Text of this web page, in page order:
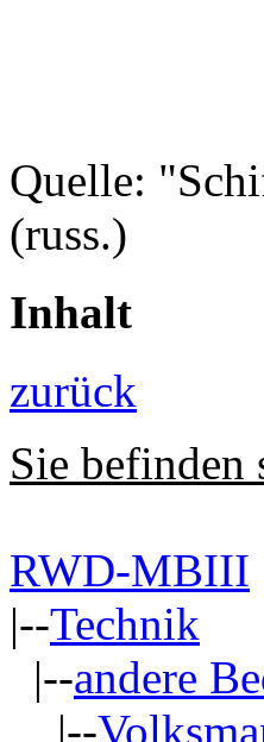
Quelle:
(russ.)
Inhalt
zurück
Sie befinden
RWD-MBIII
|--Technik
|--andere
|--